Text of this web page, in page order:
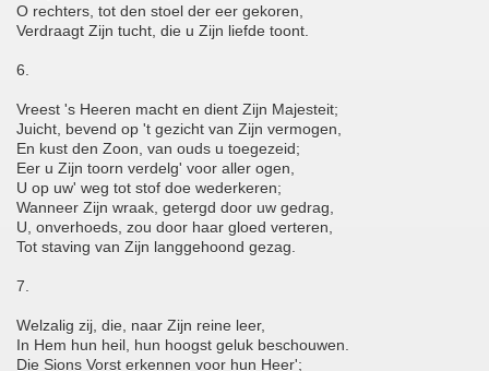
O rechters, tot den stoel der eer gekoren,
Verdraagt Zijn tucht, die u Zijn liefde toont.
6.
Vreest 's Heeren macht en dient Zijn Majesteit;
Juicht, bevend op 't gezicht van Zijn vermogen,
En kust den Zoon, van ouds u toegezeid;
Eer u Zijn toorn verdelg' voor aller ogen,
U op uw' weg tot stof doe wederkeren;
Wanneer Zijn wraak, getergd door uw gedrag,
U, onverhoeds, zou door haar gloed verteren,
Tot staving van Zijn langgehoond gezag.
7.
Welzalig zij, die, naar Zijn reine leer,
In Hem hun heil, hun hoogst geluk beschouwen.
Die Sions Vorst erkennen voor hun Heer';